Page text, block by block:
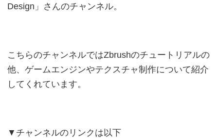
Design」さんのチャンネル。
こちらのチャンネルではZbrushのチュートリアルの
他、ゲームエンジンやテクスチャ制作について紹介
してくれています。
▼チャンネルのリンクは以下